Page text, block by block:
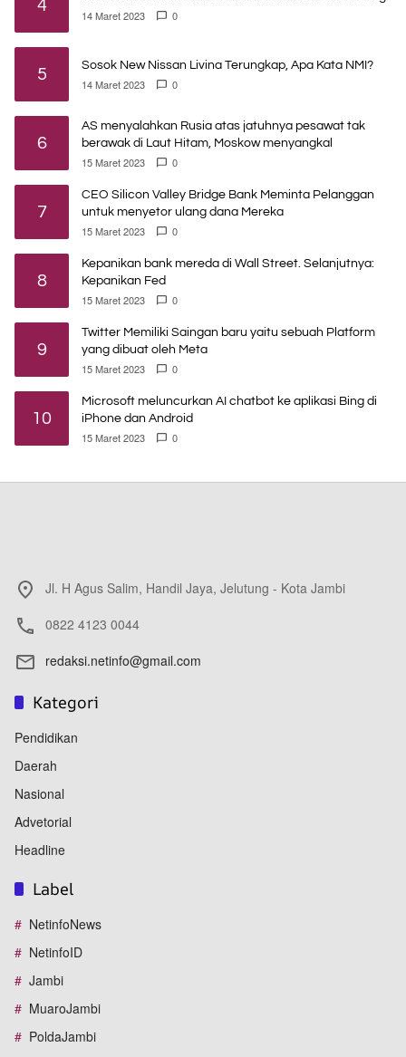
4
14 Maret 2023 0
5 Sosok New Nissan Livina Terungkap, Apa Kata NMI?
14 Maret 2023 0
6
AS menyalahkan Rusia atas jatuhnya pesawat tak
berawak di Laut Hitam, Moskow menyangkal
15 Maret 2023 0
7
CEO Silicon Valley Bridge Bank Meminta Pelanggan
untuk menyetor ulang dana Mereka
15 Maret 2023 0
8
Kepanikan bank mereda di Wall Street. Selanjutnya:
Kepanikan Fed
15 Maret 2023 0
9
Twitter Memiliki Saingan baru yaitu sebuah Platform
yang dibuat oleh Meta
15 Maret 2023 0
10
Microsoft meluncurkan AI chatbot ke aplikasi Bing di
iPhone dan Android
15 Maret 2023 0
Jl. H Agus Salim, Handil Jaya, Jelutung - Kota Jambi
0822 4123 0044
redaksi.netinfo@gmail.com
Kategori
Pendidikan
Daerah
Nasional
Advetorial
Headline
Label
NetinfoNews
NetinfoID
Jambi
MuaroJambi
PoldaJambi